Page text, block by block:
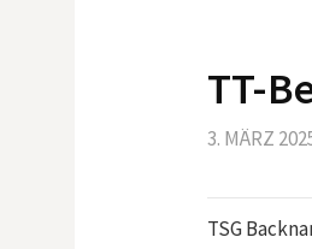
TT-
3. MÄRZ
TSG